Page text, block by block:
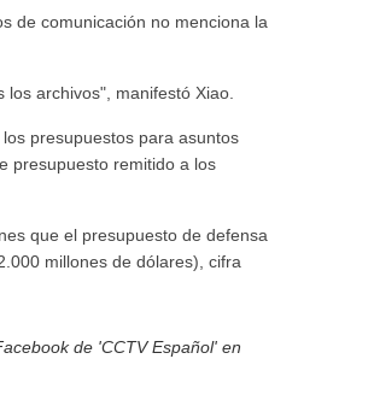
de comunicación no menciona la
archivos", manifestó Xiao.
presupuestos para asuntos
presupuesto remitido a los
que el presupuesto de defensa
millones de dólares), cifra
de 'CCTV Español' en